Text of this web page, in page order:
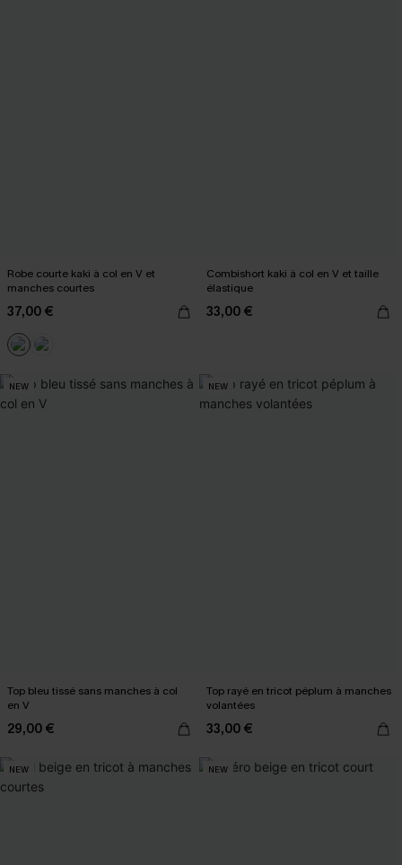
Robe courte kaki à col en V et
manches courtes
37,00 €
Combishort kaki à col en V et taille
élastique
33,00 €
NEW
Top bleu tissé sans manches à col
en V
29,00 €
NEW
Top rayé en tricot péplum à manches
volantées
33,00 €
NEW NEW